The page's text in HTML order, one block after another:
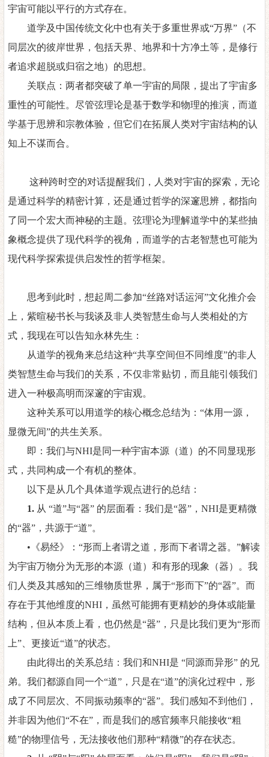
宇宙可能以平行的方式存在。
道学及中国传统文化中也有关于多重世界或“万界”（不
同层次的彼岸世界，包括天界、地界和十方净土等，是修行
者追求超脱或归宿之地‌）的思想。
关联点：两者都突破了单一宇宙的局限，提出了宇宙多
重性的可能性。尽管弦理论是基于数学和物理的推演，而道
学基于思辨和宗教体验，但它们在拓展人类对宇宙结构的认
知上不谋而合。
这种跨时空的对话提醒我们，人类对宇宙的探索，无论
是通过科学的精密计算，还是通过哲学的深邃思辨，都指向
了同一个宏大而神秘的主题。弦理论为理解道学中的某些抽
象概念提供了现代科学的视角，而道学的古老智慧也可能为
现代科学探索提供启发性的哲学框架。
思考到此时，想起周二参加“丝路对话运河”文化推介会
上，紫暄秘书长与我谈及非人类智慧生命与人类相处的方
式，我现在可以告知永林先生：
从道学的视角来总结这种“共享空间但不同维度”的非人
类智慧生命与我们的关系，不仅非常贴切，而且能引领我们
进入一种极高明而深邃的宇宙观。
这种关系可以用道学的核心概念总结为：“体用一源，
显微无间”的共生关系。
即：我们与NHI是同一种宇宙本源（道）的不同显现形
式，共同构成一个有机的整体。
以下是从几个具体道学观点进行的总结：
1. 从 “道”与“器” 的层面看：我们是“器” ，NHI是更精微
的“器”，共源于“道”。
•《易经》：“形而上者谓之道，形而下者谓之器。”解读
为宇宙万物分为无形的本源（道）和有形的现象（器）。我
们人类及其感知的三维物质世界，属于“形而下”的“器”。而
存在于其他维度的NHI ，虽然可能拥有更精妙的身体或能量
结构，但从本质上看，也仍然是“器”，只是比我们更为“形而
上”、更接近“道”的状态。
由此得出的关系总结：我们和NHI是 “同源而异形” 的兄
弟。我们都源自同一个“道”，只是在“道”的演化过程中，形
成了不同层次、不同振动频率的“器”。我们感知不到他们，
并非因为他们“不在”，而是我们的感官频率只能接收“粗
糙”的物理信号，无法接收他们那种“精微”的存在状态。